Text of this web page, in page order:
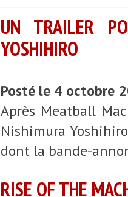
UN TRAILER
YOSHIHIRO
Posté le 4 octobre
Après Meatball
Nishimura
dont la bande-
RISE OF THE